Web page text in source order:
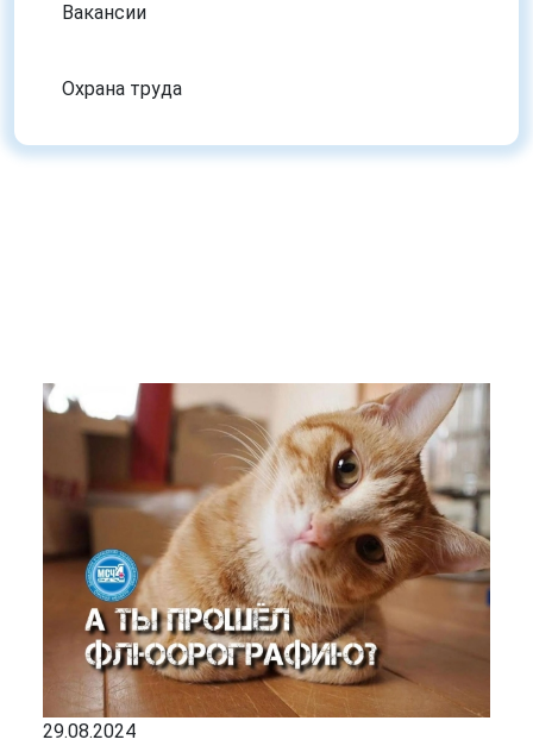
Вакансии
Охрана труда
29.08.2024